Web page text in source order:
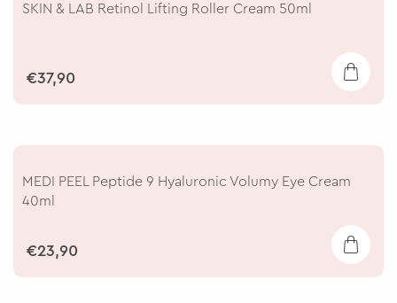
SKIN & LAB Retinol Lifting Roller Cream 50ml
€37,90
MEDI PEEL Peptide 9 Hyaluronic Volumy Eye Cream
40ml
€23,90